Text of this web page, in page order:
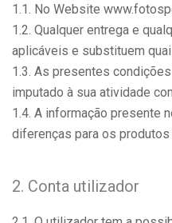
1.1. No Website
1.2. Qualquer entrega e
aplicáveis e substituem
1.3. As presentes
imputado à sua atividade
1.4. A informação presente
diferenças para os
2. Conta utilizador